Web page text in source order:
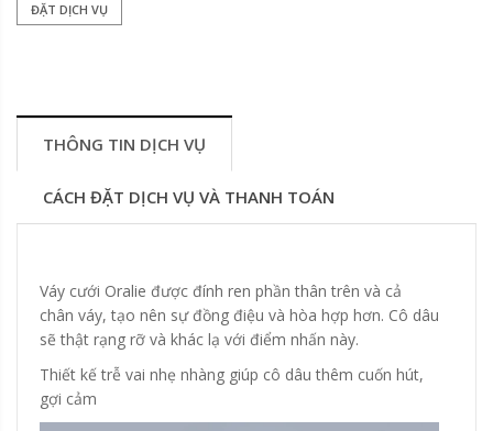
ĐẶT DỊCH VỤ
THÔNG TIN DỊCH VỤ
CÁCH ĐẶT DỊCH VỤ VÀ THANH TOÁN
Váy cưới Oralie được đính ren phần thân trên và cả
chân váy, tạo nên sự đồng điệu và hòa hợp hơn. Cô dâu
sẽ thật rạng rỡ và khác lạ với điểm nhấn này.
Thiết kế trễ vai nhẹ nhàng giúp cô dâu thêm cuốn hút,
gợi cảm